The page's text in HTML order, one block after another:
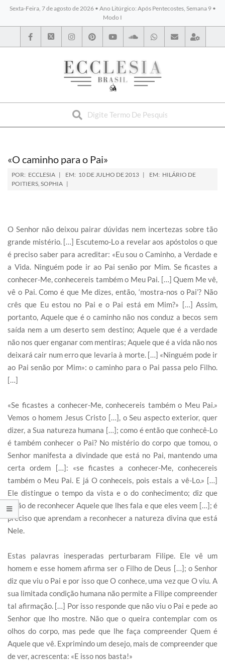
Sexta-Feira, 7 de agosto de 2026 • Ano Litúrgico: Após Pentecostes, Semana 9 •
Modo I
BYBLOS
«O caminho para o Pai»
POR: ECCLESIA EM: 10 DE JULHO DE 2013 EM: HILÁRIO DE
POITIERS, SOPHIA
O Senhor não deixou pairar dúvidas nem incertezas sobre tão
grande mistério. […] Escutemo-Lo a revelar aos apóstolos o que
é preciso saber para acreditar: «Eu sou o Caminho, a Verdade e
a Vida. Ninguém pode ir ao Pai senão por Mim. Se ficastes a
conhecer-Me, conhecereis também o Meu Pai. […] Quem Me vê,
vê o Pai. Como é que Me dizes, então, ‘mostra-nos o Pai’? Não
crês que Eu estou no Pai e o Pai está em Mim?» […] Assim,
portanto, Aquele que é o caminho não nos conduz a becos sem
saída nem a um deserto sem destino; Aquele que é a verdade
não nos quer enganar com mentiras; Aquele que é a vida não nos
deixará cair num erro que levaria à morte. […] «Ninguém pode ir
ao Pai senão por Mim»: o caminho para o Pai passa pelo Filho.
[…]
«Se ficastes a conhecer-Me, conhecereis também o Meu Pai.»
Vemos o homem Jesus Cristo […], o Seu aspecto exterior, quer
dizer, a Sua natureza humana […]; como é então que conhecê-Lo
é também conhecer o Pai? No mistério do corpo que tomou, o
Senhor manifesta a divindade que está no Pai, mantendo uma
certa ordem […]: «se ficastes a conhecer-Me, conhecereis
também o Meu Pai. E já O conheceis, pois estais a vê-Lo.» […]
Ele distingue o tempo da vista e o do conhecimento; diz que
terão de reconhecer Aquele que lhes fala e que eles veem […]; é
preciso que aprendam a reconhecer a natureza divina que está
Nele.
Estas palavras inesperadas perturbaram Filipe. Ele vê um
homem e esse homem afirma ser o Filho de Deus […]; o Senhor
diz que viu o Pai e por isso que O conhece, uma vez que O viu. A
sua limitada condição humana não permite a Filipe compreender
tal afirmação. […] Por isso responde que não viu o Pai e pede ao
Senhor que lho mostre. Não que o queira contemplar com os
olhos do corpo, mas pede que lhe faça compreender Quem é
Aquele que vê. Exprimindo um desejo, mais de compreender que
de ver, acrescenta: «E isso nos basta!»